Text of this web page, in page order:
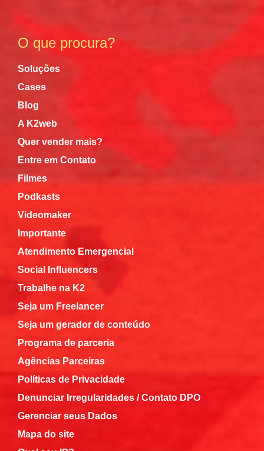
O que procura?
Soluções
Cases
Blog
A K2web
Quer vender mais?
Entre em Contato
Filmes
Podkasts
Videomaker
Importante
Atendimento Emergencial
Social Influencers
Trabalhe na K2
Seja um Freelancer
Seja um gerador de conteúdo
Programa de parceria
Agências Parceiras
Políticas de Privacidade
Denunciar Irregularidades / Contato DPO
Gerenciar seus Dados
Mapa do site